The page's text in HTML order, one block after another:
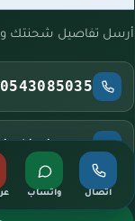
أرسل تفاصيل شحنتك
0543085035
shipping.com
اتصال واتساب